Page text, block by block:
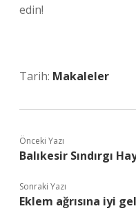
edin!
Tarih: Makaleler
Önceki Yazı
Balıkesir Sındırgı
Sonraki Yazı
Eklem ağrısına iyi